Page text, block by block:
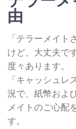
由
「テラーメイト
けど、大丈夫で
度々あります。
「キャッシュレ
況で、紙幣およ
メイトのご心配
す。